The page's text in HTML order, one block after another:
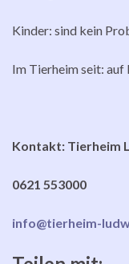
Kinder: sind kein
Im Tierheim seit:
Kontakt: Tierheim
0621 553000
info@tierheim-